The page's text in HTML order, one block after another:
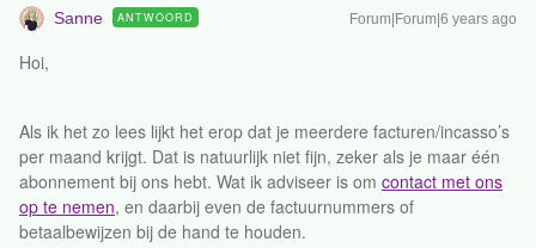
Sanne ANTWOORD Forum|Forum|6 years ago
Hoi,
Als ik het zo lees lijkt het erop dat je meerdere facturen/incasso’s
per maand krijgt. Dat is natuurlijk niet fijn, zeker als je maar één
abonnement bij ons hebt. Wat ik adviseer is om contact met ons
op te nemen, en daarbij even de factuurnummers of
betaalbewijzen bij de hand te houden.